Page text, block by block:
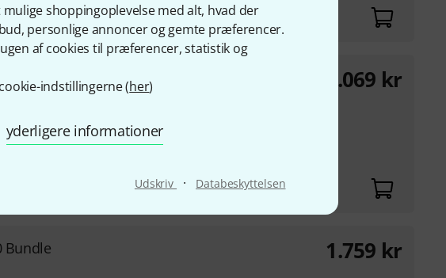
shoppingoplevelse med alt, hvad der
personlige annoncer og gemte præferencer.
af cookies til præferencer, statistik og
indstillingerne (her)
yderligere informationer
Udskriv · Databeskyttelsen
FetAmp Bundle
600 Ohm
1% THD
1.069 kr
Bundle 1.759 kr